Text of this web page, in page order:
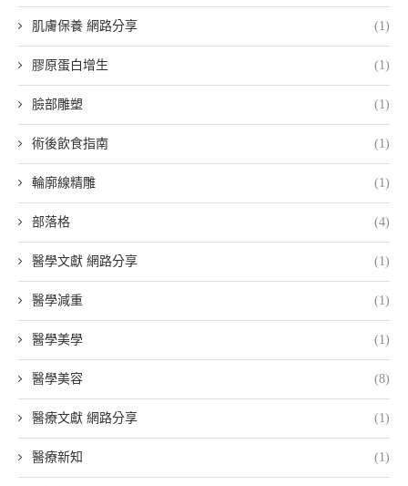
肌膚保養 網路分享 (1)
膠原蛋白增生 (1)
臉部雕塑 (1)
術後飲食指南 (1)
輪廓線精雕 (1)
部落格 (4)
醫學文獻 網路分享 (1)
醫學減重 (1)
醫學美學 (1)
醫學美容 (8)
醫療文獻 網路分享 (1)
醫療新知 (1)